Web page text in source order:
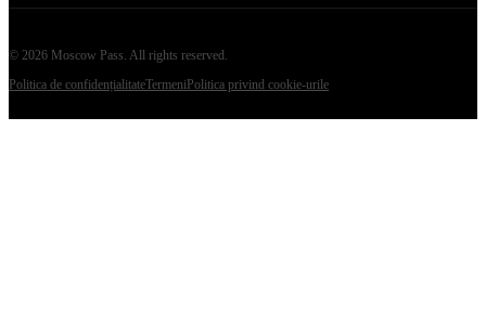
© 2026 Moscow Pass. All rights reserved.
Politica de confidențialitateTermeni Politica privind cookie-urile